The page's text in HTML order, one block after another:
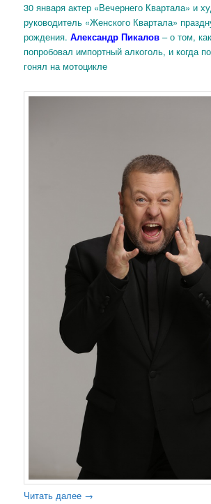
30 января актер «Вечернего Квартала» и
руководитель «Женского Квартала»
рождения.Александр Пикалов – о том,
попробовал импортный алкоголь, и когда
гонял на мотоцикле
Читать далее →